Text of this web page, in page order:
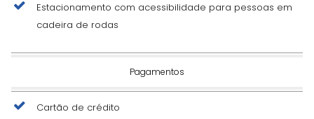
Estacionamento com acessibilidade para pessoas em
cadeira de rodas
Pagamentos
Cartão de crédito